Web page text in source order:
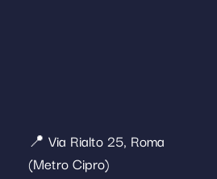
📍 Via Rialto 25, Roma
(Metro Cipro)